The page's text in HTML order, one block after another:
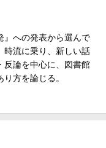
』への発表から選んで
時流に乗り、新しい話
反論を中心に、図書館
方を論じる。